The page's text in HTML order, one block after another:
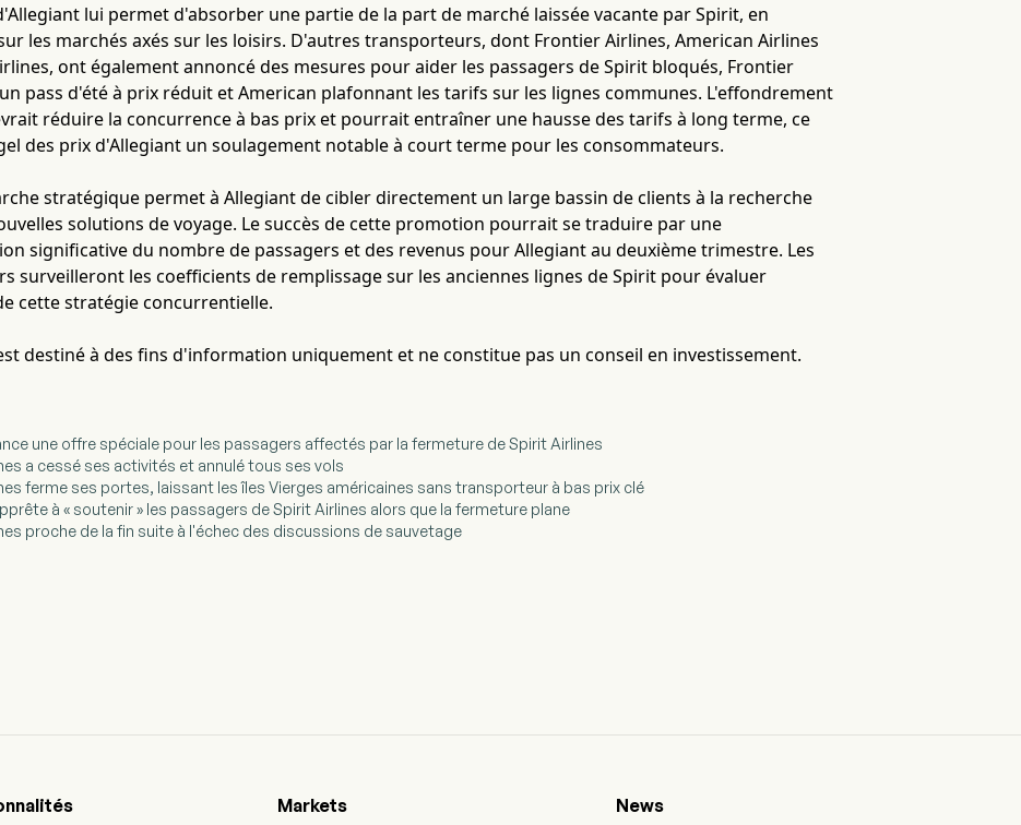
lui permet d'absorber une partie de la part de marché laissée vacante par Spirit, en
les marchés axés sur les loisirs. D'autres transporteurs, dont Frontier Airlines, American Airlines
ont également annoncé des mesures pour aider les passagers de Spirit bloqués, Frontier
pass d'été à prix réduit et American plafonnant les tarifs sur les lignes communes. L'effondrement
réduire la concurrence à bas prix et pourrait entraîner une hausse des tarifs à long terme, ce
des prix d'Allegiant un soulagement notable à court terme pour les consommateurs.
stratégique permet à Allegiant de cibler directement un large bassin de clients à la recherche
solutions de voyage. Le succès de cette promotion pourrait se traduire par une
significative du nombre de passagers et des revenus pour Allegiant au deuxième trimestre. Les
surveilleront les coefficients de remplissage sur les anciennes lignes de Spirit pour évaluer
cette stratégie concurrentielle.
destiné à des fins d'information uniquement et ne constitue pas un conseil en investissement.
une offre spéciale pour les passagers affectés par la fermeture de Spirit Airlines
a cessé ses activités et annulé tous ses vols
ferme ses portes, laissant les îles Vierges américaines sans transporteur à bas prix clé
à « soutenir » les passagers de Spirit Airlines alors que la fermeture plane
proche de la fin suite à l'échec des discussions de sauvetage
Markets News